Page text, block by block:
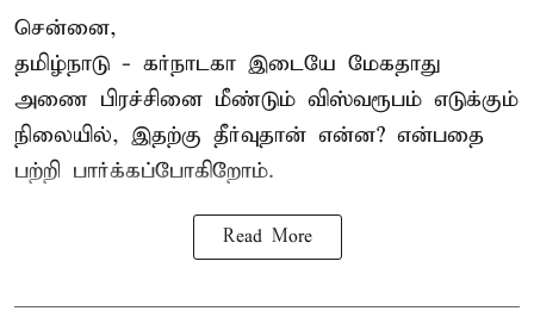
சென்னை,
தமிழ்நாடு - கர்நாடகா இடையே மேகதாது
அணை பிரச்சினை மீண்டும் விஸ்வரூபம் எடுக்கும்
நிலையில், இதற்கு தீர்வுதான் என்ன? என்பதை
பற்றி பார்க்கப்போகிறோம்.
Read More